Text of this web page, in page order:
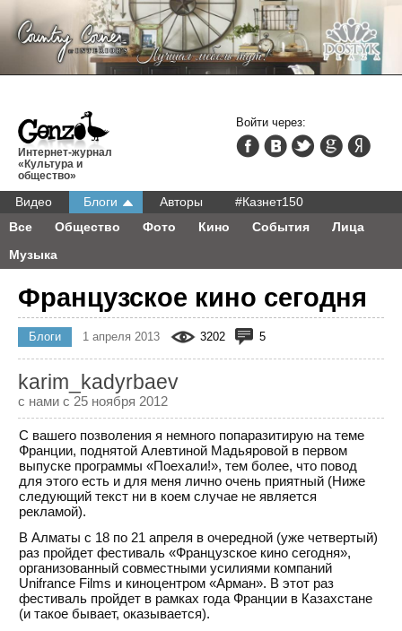
Интернет-журнал
«Культура и
общество»
Видео Блоги Авторы
#Казнет150
Все
Общество Фото Кино События
Лица
Музыка
Войти через:
Французское кино сегодня
Блоги 1 апреля 2013 3202 5
karim_kadyrbaev
с нами с 25 ноября 2012
С вашего позволения я немного попаразитирую на теме
Франции, поднятой Алевтиной Мадьяровой в первом
выпуске программы «Поехали!», тем более, что повод
для этого есть и для меня лично очень приятный (Ниже
следующий текст ни в коем случае не является
рекламой).
В Алматы с 18 по 21 апреля в очередной (уже четвертый)
раз пройдет фестиваль «Французское кино сегодня»,
организованный совместными усилиями компаний
Unifrance Films и киноцентром «Арман». В этот раз
фестиваль пройдет в рамках года Франции в Казахстане
(и такое бывает, оказывается).